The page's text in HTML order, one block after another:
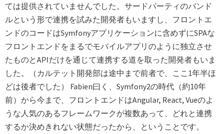
ては提供されていませんでした。サードパーティのバンド
ルという形で連携を試みた開発者もいますし、フロントエ
ンドのコードはSymfonyアプリケーションに含めずにSPAな
フロントエンドをまるでモバイルアプリのように独立させ
たものとAPIだけを通じて連携する道を取った開発者もいま
した。（カルテット開発部は途中まで前者で、ここ1年半ほ
どは後者でした） Fabien曰く、Symfony2の時代（約10年
前）から今まで、フロントエンドはAngular, React, Vueのよ
うな人気のあるフレームワークが複数あって、どれと連携
するか決めきれない状態だったから、ということです。